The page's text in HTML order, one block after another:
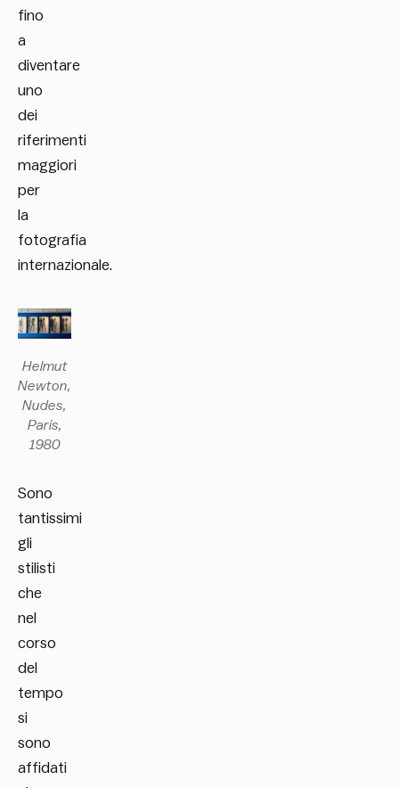
fino
a
diventare
uno
dei
riferimenti
maggiori
per
la
fotografia
internazionale.
Helmut
Newton,
Nudes,
Paris,
1980
Sono
tantissimi
gli
stilisti
che
nel
corso
del
tempo
si
sono
affidati